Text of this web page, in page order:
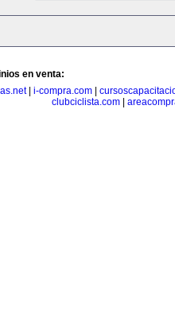
en venta:
| i-compra.com|
clubciclista.com|